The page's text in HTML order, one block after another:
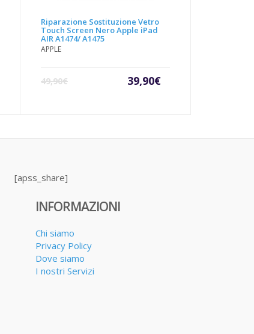
Riparazione Sostituzione Vetro
Touch Screen Nero Apple iPad
AIR A1474/ A1475
APPLE
49,90€ 39,90€
Il
[apss_share]
INFORMAZIONI
Chi siamo
Privacy Policy
Dove siamo
I nostri Servizi